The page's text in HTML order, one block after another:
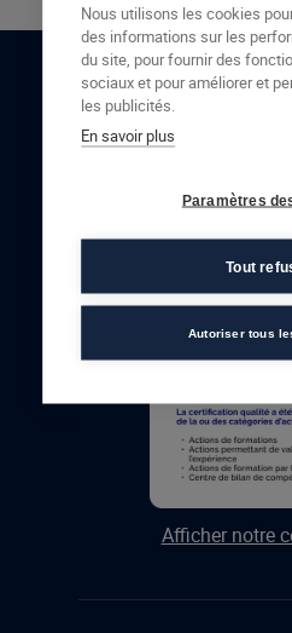
RESTONS EN
Afficher notre
Nous utilisons les cookies
des informations sur les
du site, pour fournir des
sociaux et pour améliorer et
les publicités.
En savoir plus
Paramètres
Tout
Autoriser tous